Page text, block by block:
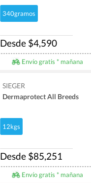
340gramos
Desde $4,590
Envío gratis * mañana
SIEGER
Dermaprotect All Breeds
12kgs
Desde $85,251
Envío gratis * mañana